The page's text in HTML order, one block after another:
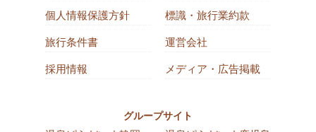
個人情報保護方針 標識・旅行業約款
旅行条件書 運営会社
採用情報 メディア・広告掲載
グループサイト